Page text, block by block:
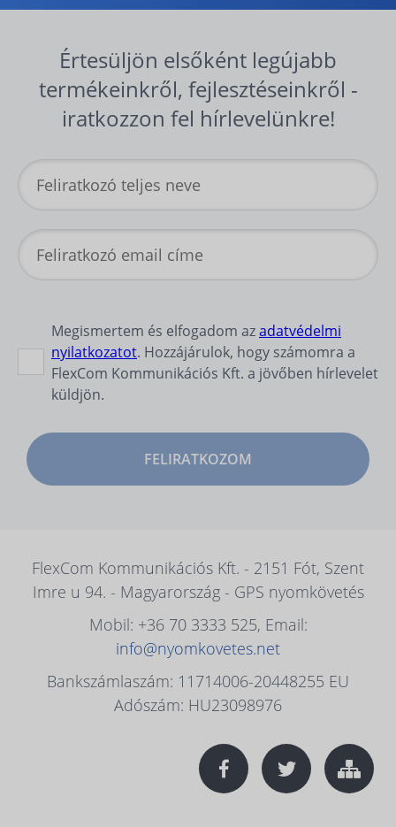
Értesüljön elsőként legújabb
termékeinkről, fejlesztéseinkről -
iratkozzon fel hírlevelünkre!
Megismertem és elfogadom azadatvédelmi
nyilatkozatot. Hozzájárulok, hogy számomra a
FlexCom Kommunikációs Kft. a jövőben hírlevelet
küldjön.
FELIRATKOZOM
FlexCom Kommunikációs Kft. - 2151 Fót, Szent
Imre u 94. - Magyarország - GPS nyomkövetés
Mobil: +36 70 3333 525, Email:
info@nyomkovetes.net
Bankszámlaszám: 11714006-20448255 EU
Adószám: HU23098976